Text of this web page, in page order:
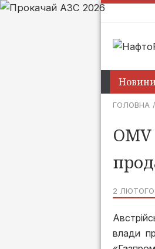
ГОЛОВНА
2 ЛЮТОГО,
влади